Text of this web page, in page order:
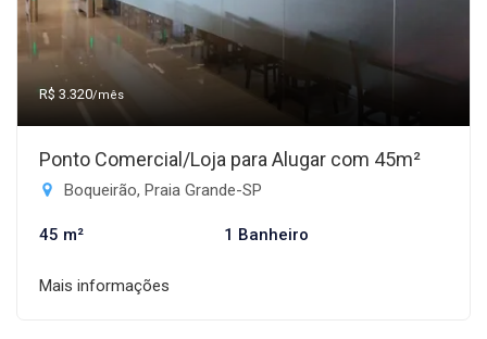
R$ 3.320/mês
Ponto Comercial/Loja para Alugar com 45m²
Boqueirão, Praia Grande-SP
45 m² 1 Banheiro
Mais informações